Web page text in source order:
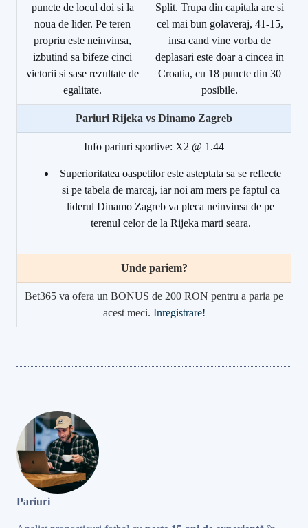
puncte de locul doi si la
noua de lider. Pe teren
propriu este neinvinsa,
izbutind sa bifeze cinci
victorii si sase rezultate de
egalitate.
Split. Trupa din capitala are si
cel mai bun golaveraj, 41-15,
insa cand vine vorba de
deplasari este doar a cincea in
Croatia, cu 18 puncte din 30
posibile.
Pariuri Rijeka vs Dinamo Zagreb
Info pariuri sportive: X2 @ 1.44
Superioritatea oaspetilor este asteptata sa se reflecte
si pe tabela de marcaj, iar noi am mers pe faptul ca
liderul Dinamo Zagreb va pleca neinvinsa de pe
terenul celor de la Rijeka marti seara.
Unde pariem?
Bet365 va ofera un BONUS de 200 RON pentru a paria pe
acest meci. Inregistrare!
Pariuri